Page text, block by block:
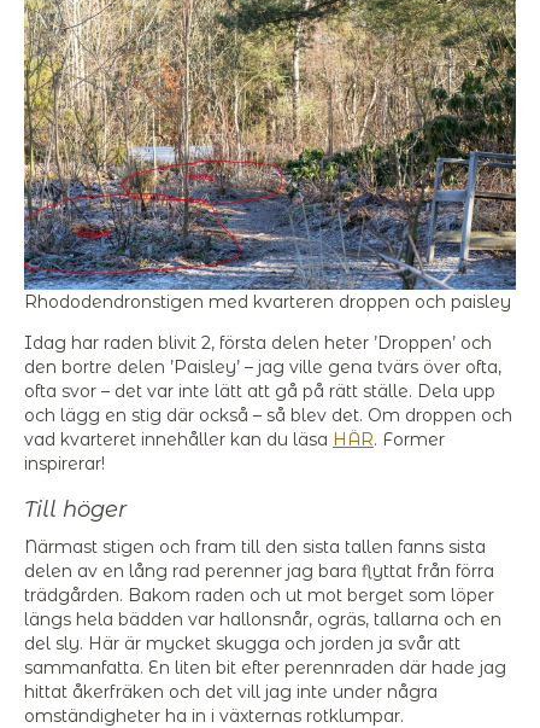
Rhododendronstigen med kvarteren droppen och paisley
Idag har raden blivit 2, första delen heter ’Droppen’ och
den bortre delen ’Paisley’ – jag ville gena tvärs över ofta,
ofta svor – det var inte lätt att gå på rätt ställe. Dela upp
och lägg en stig där också – så blev det. Om droppen och
vad kvarteret innehåller kan du läsa HÄR. Former
inspirerar!
Till höger
Närmast stigen och fram till den sista tallen fanns sista
delen av en lång rad perenner jag bara flyttat från förra
trädgården. Bakom raden och ut mot berget som löper
längs hela bädden var hallonsnår, ogräs, tallarna och en
del sly. Här är mycket skugga och jorden ja svår att
sammanfatta. En liten bit efter perennraden där hade jag
hittat åkerfräken och det vill jag inte under några
omständigheter ha in i växternas rotklumpar.